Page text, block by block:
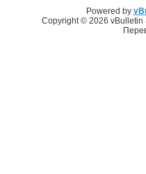
Powered by
Copyright © 2026 vBulletin